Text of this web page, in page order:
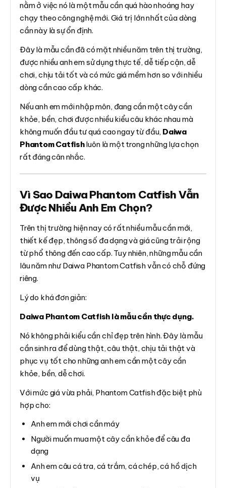
nằm ở việc nó là một mẫu cần quá hào nhoáng hay
chạy theo công nghệ mới. Giá trị lớn nhất của dòng
cần này là sự ổn định.
Đây là mẫu cần đã có mặt nhiều năm trên thị trường,
được nhiều anh em sử dụng thực tế, dễ tiếp cận, dễ
chơi, chịu tải tốt và có mức giá mềm hơn so với nhiều
dòng cần cao cấp khác.
Nếu anh em mới nhập môn, đang cần một cây cần
khỏe, bền, chơi được nhiều kiểu câu khác nhau mà
không muốn đầu tư quá cao ngay từ đầu, Daiwa
Phantom Catfishluôn là một trong những lựa chọn
rất đáng cân nhắc.
Vì Sao Daiwa Phantom Catfish Vẫn
Được Nhiều Anh Em Chọn?
Trên thị trường hiện nay có rất nhiều mẫu cần mới,
thiết kế đẹp, thông số đa dạng và giá cũng trải rộng
từ phổ thông đến cao cấp. Tuy nhiên, những mẫu cần
lâu năm như Daiwa Phantom Catfish vẫn có chỗ đứng
riêng.
Lý do khá đơn giản:
Daiwa Phantom Catfish là mẫu cần thực dụng.
Nó không phải kiểu cần chỉ đẹp trên hình. Đây là mẫu
cần sinh ra để dùng thật, câu thật, chịu tải thật và
phục vụ tốt cho những anh em cần một cây cần
khỏe, bền, dễ chơi.
Với mức giá vừa phải, Phantom Catfish đặc biệt phù
hợp cho:
Anh em mới chơi cần máy
Người muốn mua một cây cần khỏe để câu đa
dạng
Anh em câu cá tra, cá trắm, cá chép, cá hồ dịch
vụ